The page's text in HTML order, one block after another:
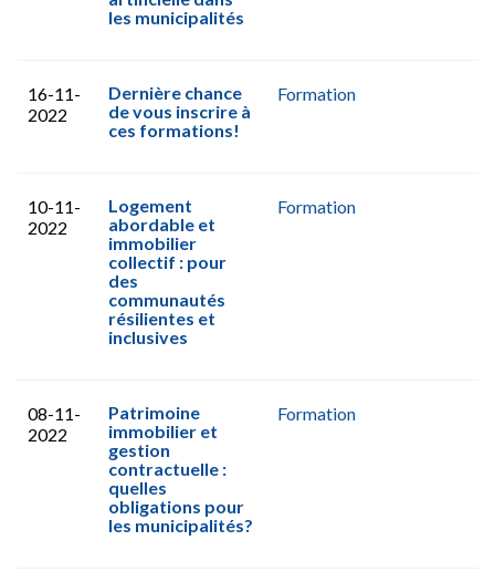
les municipalités
16-11-
2022
Dernière chance
de vous inscrire à
ces formations!
Formation
10-11-
2022
Logement
abordable et
immobilier
collectif : pour
des
communautés
résilientes et
inclusives
Formation
08-11-
2022
Patrimoine
immobilier et
gestion
contractuelle :
quelles
obligations pour
les municipalités?
Formation